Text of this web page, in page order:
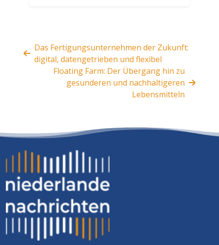
Das Fertigungsunternehmen der Zukunft:
digital, datengetrieben und flexibel
Floating Farm: Der Übergang hin zu
gesunderen und nachhaltigeren
Lebensmitteln